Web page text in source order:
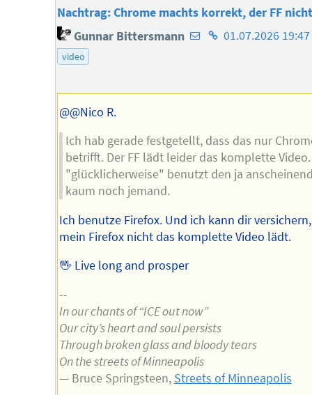
Nachtrag: Chrome machts korrekt, der FF nicht
Gunnar Bittersmann E-
des
Homepage
01.07.2026 19:47
video
@@Nico R.
Ich hab gerade festgetellt, dass das nur
betrifft. Der FF lädt leider das komplette
"glücklicherweise" benutzt den ja
kaum noch jemand.
Ich benutze Firefox. Und ich kann dir
mein Firefox nicht das komplette Video lädt.
🖖 Live long and prosper
--
In our chants of “ICE out now”
Our city’s heart and soul persists
Through broken glass and bloody tears
On the streets of Minneapolis
— Bruce Springsteen, Streets of Minneapolis